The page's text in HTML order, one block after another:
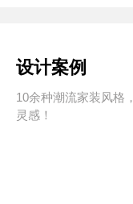
设计案例
10余种潮流家装风格
灵感！